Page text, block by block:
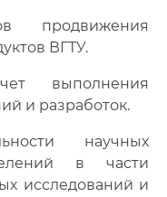
продвижения
ВГТУ.
выполнения
и разработок.
научных
в части
исследований и